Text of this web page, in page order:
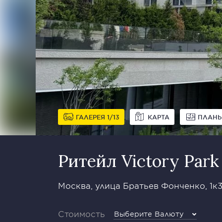
ГАЛЕРЕЯ 1 13 КАРТА
Ритейл Victory Park
Москва, улица Братьев Фонченко, 1к3
Стоимость Выберите Валюту